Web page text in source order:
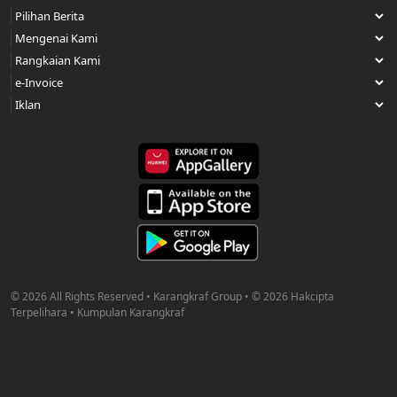
© 2026 All Rights Reserved • Karangkraf Group • © 2026 Hakcipta
Terpelihara • Kumpulan Karangkraf